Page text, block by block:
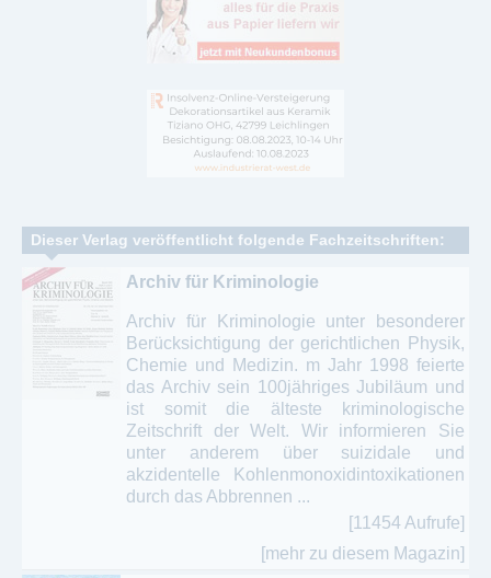
Dieser Verlag veröffentlicht folgende Fachzeitschriften:
Archiv für Kriminologie
Archiv für Kriminologie unter besonderer
Berücksichtigung der gerichtlichen Physik,
Chemie und Medizin. m Jahr 1998 feierte
das Archiv sein 100jähriges Jubiläum und
ist somit die älteste kriminologische
Zeitschrift der Welt. Wir informieren Sie
unter anderem über suizidale und
akzidentelle Kohlenmonoxidintoxikationen
durch das Abbrennen ...
[11454 Aufrufe]
[mehr zu diesem Magazin]